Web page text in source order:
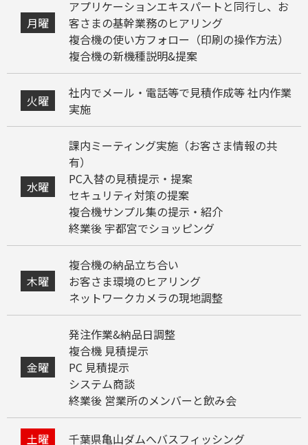
月曜
アプリケーションエキスパートと同行し、お
客さまの基幹業務のヒアリング
複合機の使い方フォロー（印刷の操作方法）
複合機の新機種説明&提案
火曜
社内でメール・電話等で見積作成等 社内作業
実施
水曜
課内ミーティング実施（お客さま情報の共
有）
PC入替の見積提示・提案
セキュリティ対策の提案
複合機サンプル集の提示・紹介
終業後 宇都宮でショッピング
木曜
複合機の納品立ち合い
お客さま環境のヒアリング
ネットワークカメラの現地調整
金曜
発注作業&納品日調整
複合機 見積提示
PC 見積提示
システム商談
終業後 営業所のメンバーと飲み会
土曜 千葉県亀山ダムへバスフィッシング